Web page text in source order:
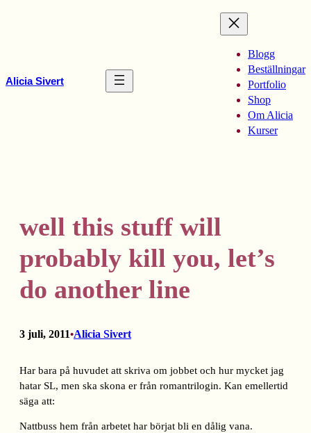
Alicia Sivert
Blogg
Beställningar
Portfolio
Shop
Om Alicia
Kurser
well this stuff will
probably kill you, let’s
do another line
3 juli, 2011•Alicia Sivert
Har bara på huvudet att skriva om jobbet och hur mycket jag
hatar SL, men ska skona er från romantrilogin. Kan emellertid
säga att:
Nattbuss hem från arbetet har börjat bli en dålig vana.